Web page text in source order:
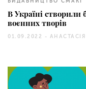
ВИДАВНИЦТВО СМАКІ
В Україні створили
воєнних творів
01.09.2022 -